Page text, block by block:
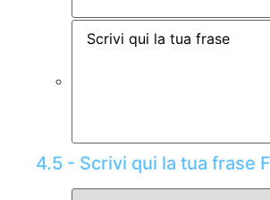
4.5 - Scrivi qui la tua frase